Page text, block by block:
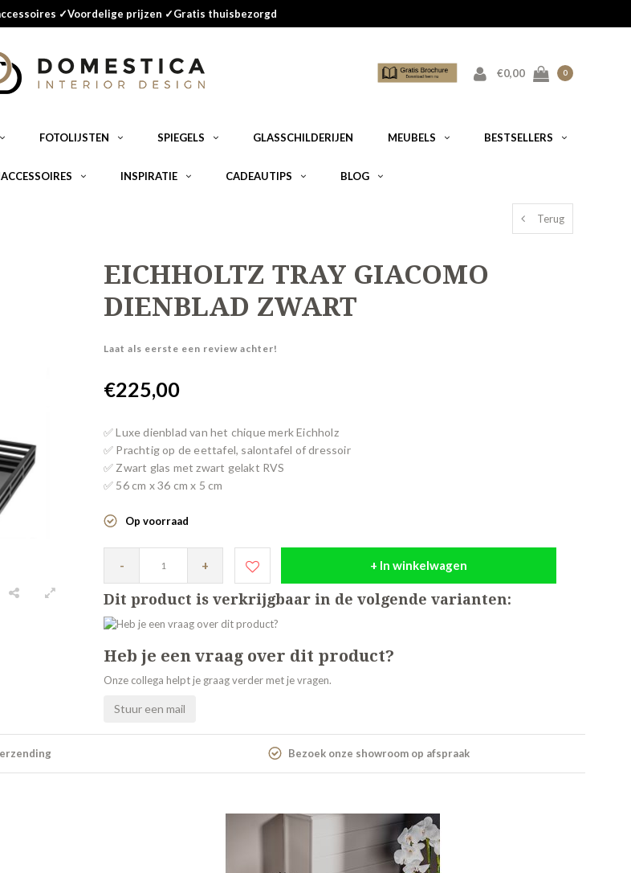
✓Voordelige prijzen ✓Gratis thuisbezorgd
€0,00 0
FOTOLIJSTEN SPIEGELS GLASSCHILDERIJEN MEUBELS BESTSELLERS
INSPIRATIE CADEAUTIPS BLOG
Terug
EICHHOLTZ TRAY GIACOMO
DIENBLAD ZWART
Laat als eerste een review achter!
€225,00
✅ Luxe dienblad van het chique merk Eichholz
✅ Prachtig op de eettafel, salontafel of dressoir
✅ Zwart glas met zwart gelakt RVS
✅ 56 cm x 36 cm x 5 cm
Op voorraad
- + + In winkelwagen
Dit product is verkrijgbaar in de volgende varianten:
Heb je een vraag over dit product?
Onze collega helpt je graag verder met je vragen.
Stuur een mail
Bezoek onze showroom op afspraak